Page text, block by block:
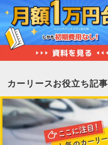
カーリースお役立ち記事